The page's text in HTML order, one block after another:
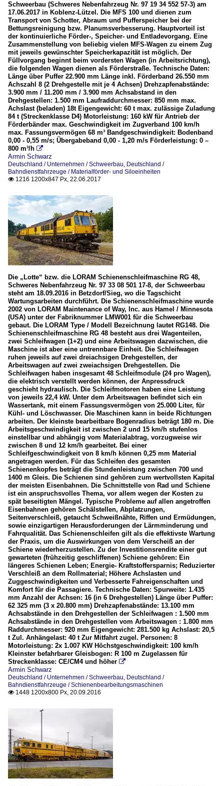
Schweerbau (Schweres Nebenfahrzeug Nr. 97 19 34 552 57-3) am
17.06.2017 in Koblenz-Lützel. Die MFS 100 und dienen zum
Transport von Schotter, Abraum und Pufferspeicher bei der
Bettungsreinigung bzw. Planumsverbesserung. Hauptvorteil ist
der kontinuierliche Förder-, Speicher- und Entladevorgang. Eine
Zusammenstellung von beliebig vielen MFS-Wagen zu einem Zug
mit jeweils gewünschter Speicherkapazität ist möglich. Der
Füllvorgang beginnt beim vordersten Wagen (in Arbeitsrichtung),
die folgenden Wagen dienen als Förderstraße. Technische Daten:
Länge über Puffer 22.900 mm Länge inkl. Förderband 26.550 mm
Achszahl 8 (2 Drehgestelle mit je 4 Achsen) Drehzapfenabstände:
3.900 mm / 11.200 mm / 3.900 mm Achsabstand in den
Drehgestellen: 1.500 mm Laufraddurchmesser: 850 mm max.
Achslast (beladen) 18t Eigengewicht: 60 t max. zulässige Zuladung
84 t (Streckenklasse D4) Motorleistung: 160 kW für Antrieb der
Förderbänder max. Geschwindigkeit im Zugverband 100 km/h
max. Fassungsvermögen 68 m³ Bandgeschwindigkeit: Bodenband
0,00 - 0,55 m/s; Übergabeband 0,00 - 1,20 m/s Förderleistung: 0 –
800 m³/h 
Armin Schwarz
Deutschland / Unternehmen / Schweerbau, Deutschland /
Bahndienstfahrzeuge / Materialförder- und Siloeinheiten
 1216 1200x847 Px, 22.06.2017
Die „Lotte“ bzw. die LORAM Schienenschleifmaschine RG 48,
Schweres Nebenfahrzeug Nr. 97 33 08 501 17-8, der Schweerbau
steht am 18.09.2016 in Betzdorf/Sieg, wo die Tagschicht
Wartungsarbeiten durchführt. Die Schienenschleifmaschine wurde
2002 von LORAM Maintenance of Way, Inc. aus Hamel / Minnesota
(USA) unter der Fabriknummer LMW001 für die Schweerbau
gebaut. Die LORAM Type / Modell Bezeichnung lautet RG148. Die
Schienenschleifmaschine RG 48 besteht aus drei Wagenteilen,
zwei Schleifwagen (1+2) und eine Arbeitswagen dazwischen, die
Maschine ist aber eine untrennbare Einheit. Die Schleifwagen
ruhen jeweils auf zwei dreiachsigen Drehgestellen, der
Arbeitswagen auf zwei zweiachsigen Drehgestellen. Die
Schleifwagen haben insgesamt 48 Schleifmodule (24 pro Wagen),
die elektrisch verstellt werden können, der Anpressdruck
geschieht hydraulisch. Die Schleifmotoren haben eine Leistung
von jeweils 22,4 kW. Unter dem Arbeitswagen befindet sich ein
Wassertank, mit einem Fassungsvermögen von 25.000 Liter, für
Kühl- und Löschwasser. Die Maschinen kann in beide Richtungen
arbeiten. Der kleinste bearbeitbare Bogenradius beträgt 180 m. Die
Arbeitsgeschwindigkeit ist zwischen 2 und 15 km/h stufenlos
einstellbar und abhängig vom Materialabtrag, vorzugweise wir
zwischen 8 und 12 km/h gearbeitet. Bei einer
Schleifgeschwindigkeit von 8 km/h können 0,25 mm Material
angetragen werden. Für das Schleifen des gesamten
Schienenkopfes beträgt die Stundenleistung zwischen 700 und
1400 m Gleis. Die Schienen sind gehören zum wertvollsten Kapital
der meisten Eisenbahnen. Die Schnittstelle von Rad und Schiene
ist ein anspruchsvolles Thema, vor allem wegen der Kosten zu
spät beseitigten Mängel. Typische Probleme auf allen angetroffen
Eisenbahnen gehören Schälstellen, Abplatzungen,
Seitenverschleiß, getaucht Schweißnähte, Riffen und Ermüdungen,
sowie einzigartigen Herausforderungen der Lärmminderung und
Fahrqualität. Das Schienenschleifen gilt als die effektivste Wartung
der Praxis, um die Auswirkungen von dem Verscheiß an der
Schiene wiederherzustellen. Zu der Investitionsrendite einer gut
gewarteten (frühzeitig geschliffenen) Schiene gehören: Ein
längeres Schienen Leben; Energie- Kraftstoffersparnis; Reduzierter
Verschleiß an dem Rollmaterial; Höhere Achslasten und
Zuggeschwindigkeiten und Verbesserte Fahreigenschaften und
Komfort für die Passagiere. Technische Daten: Spurweite: 1.435
mm Anzahl der Achsen: 16 (in 6 Drehgestellen) Länge über Puffer:
62 325 mm (3 x 20.800 mm) Drehzapfenabstände: 13.100 mm
Achsabstände in den Drehgestellen der Schleifwagen : 1.500 mm
Achsabstände in den Drehgestellen vom Arbeitswagen : 1.800 mm
Raddurchmesser: 920 mm Eigengewicht: 281.500 kg Achslast: 20,5
t Zul. Anhängelast: 40 t Zur Mitfahrt zugel. Personen: 8
Motorleistung: 2x 1.007 KW Höchstgeschwindigkeit: 100 km/h
Kleinster befahrbarer Gleisbogen: R 100 m Zugelassen für
Streckenklasse: CE/CM4 und höher 
Armin Schwarz
Deutschland / Unternehmen / Schweerbau, Deutschland /
Bahndienstfahrzeuge / Schienenbearbeitungsmaschinen
 1448 1200x800 Px, 20.09.2016